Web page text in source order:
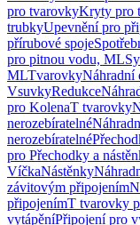
pro tvarovkyKryty pro
trubkyUpevnění pro
přírubové spoje
pro pitnou vodu, ML
MLTvarovkyNáhradní
VsuvkyRedukce
pro KolenaT tvarovky
nerozebíratelné
nerozebíratelné
pro Přechodky a
VíčkaNástěnky
závitovým připojením
připojenímT tvarovky
vytápěníPřipojení pro